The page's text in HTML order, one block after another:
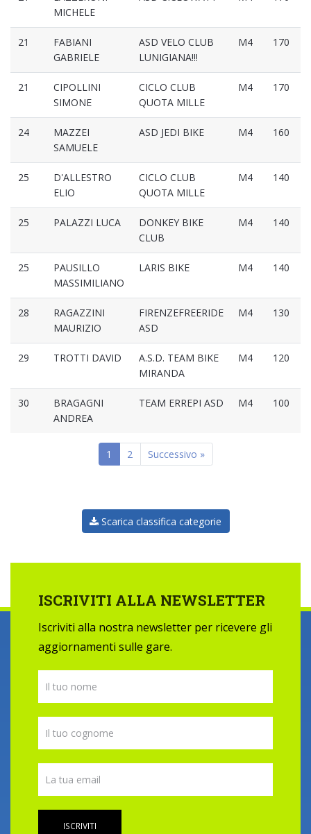
MICHELE
21
FABIANI
GABRIELE
ASD VELO CLUB
LUNIGIANA!!!
M4 170
21
CIPOLLINI
SIMONE
CICLO CLUB
QUOTA MILLE
M4 170
24
MAZZEI
SAMUELE
ASD JEDI BIKE M4 160
25
D'ALLESTRO
ELIO
CICLO CLUB
QUOTA MILLE
M4 140
25 PALAZZI LUCA
DONKEY BIKE
CLUB
M4 140
25
PAUSILLO
MASSIMILIANO
LARIS BIKE M4 140
28
RAGAZZINI
MAURIZIO
FIRENZEFREERIDE
ASD
M4 130
29 TROTTI DAVID
A.S.D. TEAM BIKE
MIRANDA
M4 120
30
BRAGAGNI
ANDREA
TEAM ERREPI ASD M4 100
1 2 Successivo »
Scarica classifica categorie
ISCRIVITI ALLA NEWSLETTER
Iscriviti alla nostra newsletter per ricevere gli
aggiornamenti sulle gare.
ISCRIVITI